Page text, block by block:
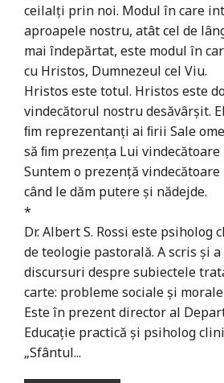
ceilalți prin noi. Modul în care
aproapele nostru, atât cel de
mai îndepărtat, este modul în
cu Hristos, Dumnezeul cel Viu.
Hristos este totul. Hristos este
vindecătorul nostru desăvârșit.
ﬁm reprezentanți ai ﬁrii Sale
să ﬁm prezența Lui
Suntem o prezență
când le dăm putere și nădejde.
*
Dr. Albert S. Rossi este psiholog
de teologie pastorală. A scris și
discursuri despre subiectele
carte: probleme sociale și
Este în prezent director al
Educație practică și psiholog
„Sfântul...